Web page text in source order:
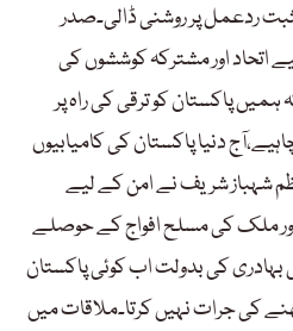
ردعمل پر روشنی ڈالی۔صدر
اتحاد اور مشترکہ کوششوں کی
پاکستان کو ترقی کی راہ پر
دنیا پاکستان کی کامیابیوں
شہباز شریف نے امن کے لیے
اور ملک کی مسلح افواج کے حوصلے
بہادری کی بدولت اب کوئی پاکستان
کی جرات نہیں کرتا۔ملاقات میں